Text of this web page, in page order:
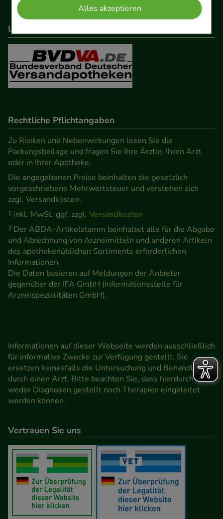
Komfort:Diese Cookies werden genutzt um das
Einkaufserlebnis noch ansprechender zu gestalten,
beispielsweise für die Wiedererkennung des
Besuchers oder unsere Seite an bevorzugte
Verhaltensweisen (z.B. Spracheinstellung)
anzupassen. Komfort-Cookies ermöglichen es uns
anzuzeigen und unser Partnerprogramm zu
betreiben.
Statistik & Tracking:Hierüber lassen sich
Informationen über die Art und Weise der Nutzung
unserer Website sammeln, mit deren Hilfe wir
unsere Website weiter für Sie optimieren können,
den Inhalt auf unserer Website aber auch die
zu gestalten. Bitte beachten Sie, dass Daten hierfür
teilweise an Dritte wie z.B. Google oder soziale
Medien übertragen werden.
Alles akzeptieren
Unser Netzwerk
Rechtliche Pflichtangaben
Zu Risiken und Nebenwirkungen lesen Sie die
Packungsbeilage und fragen Sie Ihre Ärztin, Ihren Arzt
oder in Ihrer Apotheke.
Die angegebenen Preise beinhalten die gesetzlich
vorgeschriebene Mehrwertsteuer und verstehen sich
zzgl. Versandkosten.
1 inkl. MwSt. ggf. zzgl. Versandkosten
2 Der ABDA-Artikelstamm beinhaltet alle für die Abgabe
und Abrechnung von Arzneimitteln und anderen Artikeln
des apothekenüblichen Sortiments erforderlichen
Informationen.
Die Daten basieren auf Meldungen der Anbieter
gegenüber der IFA GmbH (Informationsstelle für
Arzneispezialitäten GmbH).
Informationen auf dieser Webseite werden ausschließlich
für informative Zwecke zur Verfügung gestellt. Sie
ersetzen keinesfalls die Untersuchung und Behandlung
durch einen Arzt. Bitte beachten Sie, dass hierdurch
weder Diagnosen gestellt noch Therapien eingeleitet
werden können.
Vertrauen Sie uns